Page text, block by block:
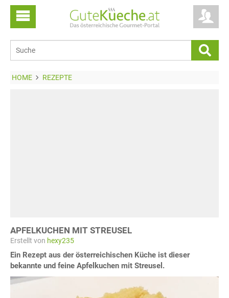
HOME REZEPTE
APFELKUCHEN MIT STREUSEL
Erstellt von hexy235
Ein Rezept aus der österreichischen Küche ist dieser
bekannte und feine Apfelkuchen mit Streusel.